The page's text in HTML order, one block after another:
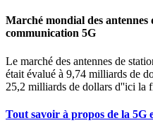
Marché mondial des antennes
communication 5G
Le marché des antennes de
était évalué à 9,74 milliards de
25,2 milliards de dollars d''ici la
Tout savoir à propos de la 5G